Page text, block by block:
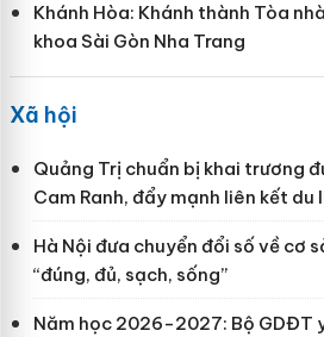
Khánh Hòa: Khánh thành Tòa
khoa Sài Gòn Nha Trang
Xã hội
Quảng Trị chuẩn bị khai trương
Cam Ranh, đẩy mạnh liên kết du
Hà Nội đưa chuyển đổi số về cơ
“đúng, đủ, sạch, sống”
Năm học 2026-2027: Bộ GDĐT